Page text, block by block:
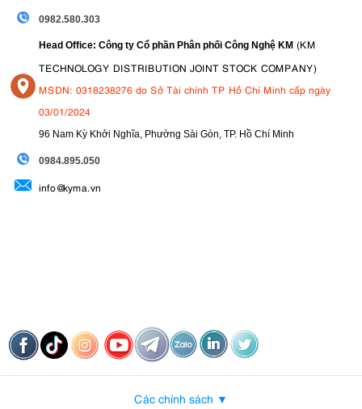
0982.580.303
Head Office: Công ty Cổ phần Phân phối Công Nghệ KM (KM
TECHNOLOGY DISTRIBUTION JOINT STOCK COMPANY)
MSDN: 0318238276 do Sở Tài chính TP Hồ Chí Minh cấp ngày
03/01/2024
96 Nam Kỳ Khởi Nghĩa, Phường Sài Gòn, TP. Hồ Chí Minh
0984.895.050
info@kyma.vn
Các chính sách ▼